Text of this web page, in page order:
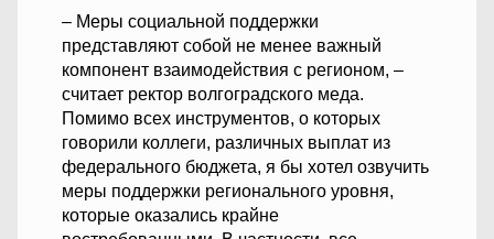
– Меры социальной поддержки
представляют собой не менее важный
компонент взаимодействия с регионом, –
считает ректор волгоградского меда.
Помимо всех инструментов, о которых
говорили коллеги, различных выплат из
федерального бюджета, я бы хотел озвучить
меры поддержки регионального уровня,
которые оказались крайне